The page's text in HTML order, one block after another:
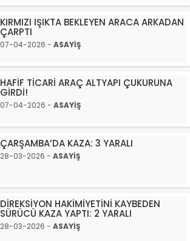
KIRMIZI IŞIKTA BEKLEYEN ARACA ARKADAN
ÇARPTI
07-04-2026 - ASAYİŞ
HAFİF TİCARİ ARAÇ ALTYAPI ÇUKURUNA
GİRDİ!
07-04-2026 - ASAYİŞ
ÇARŞAMBA’DA KAZA: 3 YARALI
28-03-2026 - ASAYİŞ
DİREKSİYON HAKİMİYETİNİ KAYBEDEN
SÜRÜCÜ KAZA YAPTI: 2 YARALI
28-03-2026 - ASAYİŞ